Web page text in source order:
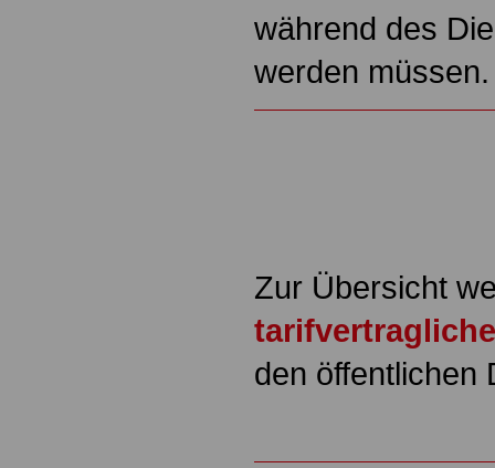
während des
werden
Zur Übersicht
den öffentlichen